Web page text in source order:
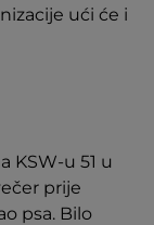
ući će i
KSW-u 51 u
prije
psa. Bilo